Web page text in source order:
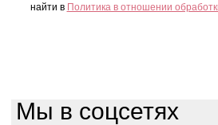
найти в Политика в отношении
Мы в соцсетях